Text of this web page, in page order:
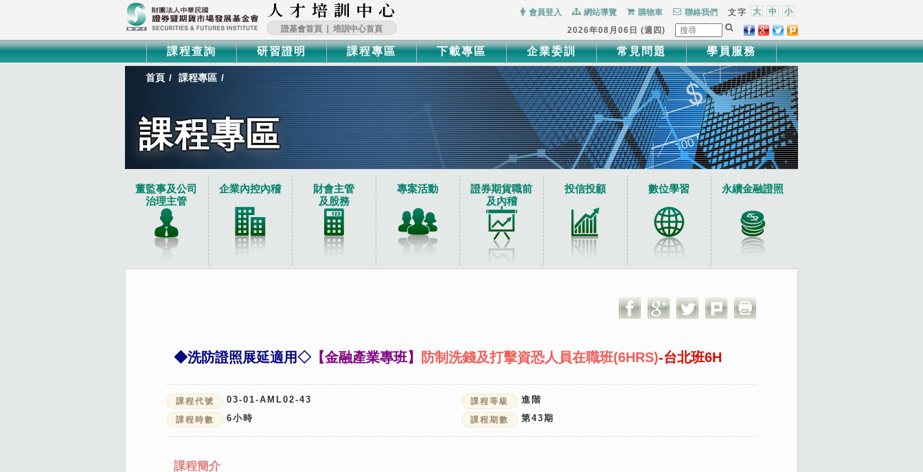
證基會首頁 培訓中心首頁
會員登入 網站導覽 購物車 聯絡我們 文字 大 中
小
2026年08月06日 (週四)
課程查詢 研習證明 課程專區 下載專區 企業委訓 常見問題 學員服務
首頁 課程專區
課程專區
董監事及公司
治理主管
企業內控內稽
財會主管
及股務
專案活動
證券期貨職前
及內稽
投信投顧 數位學習 永續金融證照
◆洗防證照展延適用◇【金融產業專班】 防制洗錢及打擊資恐人員在職班(6HRS)-台北班6H
課程代號 03-01-AML02-43
課程時數 6小時
課程等級 進階
課程期數 第43期
課程簡介